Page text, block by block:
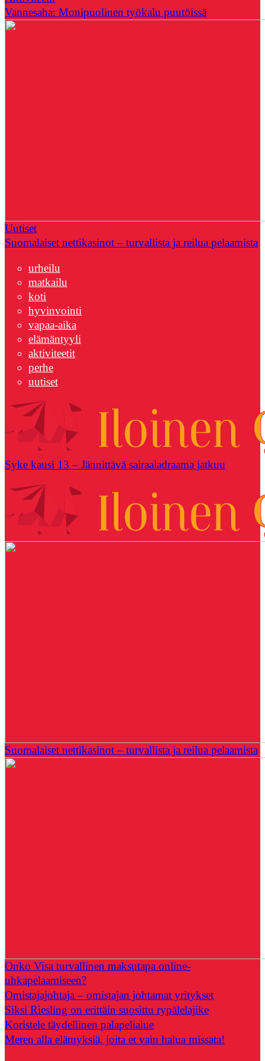
Vannesaha: Monipuolinen työkalu puutöissä
Uutiset
Suomalaiset nettikasinot – turvallista ja reilua pelaamista
urheilu
matkailu
koti
hyvinvointi
vapaa-aika
elämäntyyli
aktiviteetit
perhe
uutiset
Syke kausi 13 – Jännittävä sairaaladraama jatkuu
Suomalaiset nettikasinot – turvallista ja reilua pelaamista
Onko Visa turvallinen maksutapa online-
uhkapelaamiseen?
Omistajajohtaja – omistajan johtamat yritykset
Siksi Riesling on erittäin suosittu rypälelajike
Koristele täydellinen palapelialue
Meren alla elämyksiä, joita et vain halua missata!